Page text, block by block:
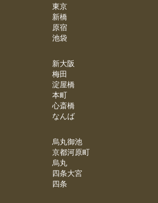
東京
新橋
原宿
池袋
新大阪
梅田
淀屋橋
本町
心斎橋
なんば
烏丸御池
京都河原町
烏丸
四条大宮
四条